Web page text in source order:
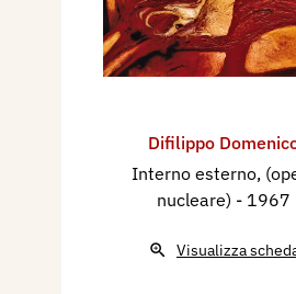
Difilippo
Interno esterno,
nucleare) - 1967
Visualizza